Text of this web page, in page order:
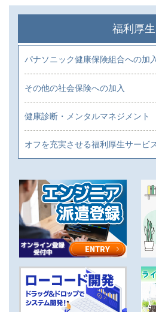
福利厚生
パナソニック健康保険組合への加入
その他の社会保険への加入
健康診断・メンタルマネジメント
オフを充実させる福利厚生サービ